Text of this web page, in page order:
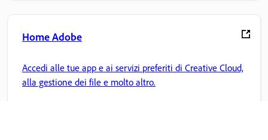
Home Adobe
Accedi alle tue app e ai servizi preferiti di Creative Cloud,
alla gestione dei file e molto altro.